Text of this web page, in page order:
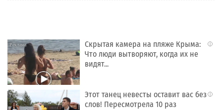
i
Скрытая камера на пляже Крыма:
Что люди вытворяют, когда их не
видят...
i
Этот танец невесты оставит вас без
слов! Пересмотрела 10 раз